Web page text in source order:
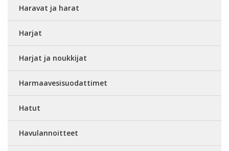
Haravat ja harat
Harjat
Harjat ja noukkijat
Harmaavesisuodattimet
Hatut
Havulannoitteet